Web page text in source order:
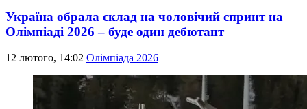
Україна обрала склад на чоловічий спринт на
Олімпіаді 2026 – буде один дебютант
12 лютого, 14:02 Олімпіада 2026